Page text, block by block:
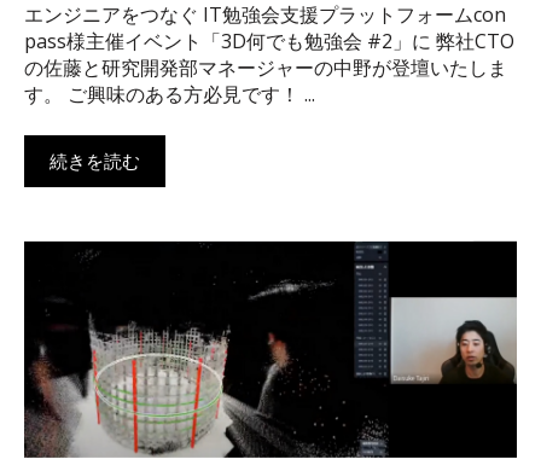
エンジニアをつなぐ IT勉強会支援プラットフォームcon
pass様主催イベント「3D何でも勉強会 #2」に 弊社CTO
の佐藤と研究開発部マネージャーの中野が登壇いたしま
す。 ご興味のある方必見です！ ...
続きを読む